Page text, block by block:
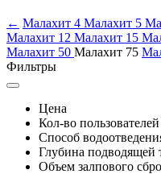
← Малахит 4 Малахит 5
Малахит 12 Малахит 15
Малахит 50 Малахит 75
Фильтры
Цена
Кол-во
Способ
Глубина подводящей
Объем залпового